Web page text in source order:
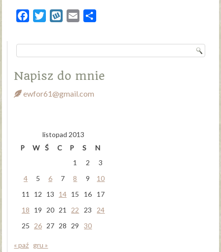
FacebookTwitterWykopEmail
Napisz do mnie
ewfor61@gmail.com
listopad 2013
P
W Ś C P S
N
1
2
3
4
5 6 7 8 9
10
11
12 13 14 15 16
17
18
19 20 21 22 23
24
25
26 27 28 29 30
« paź gru »